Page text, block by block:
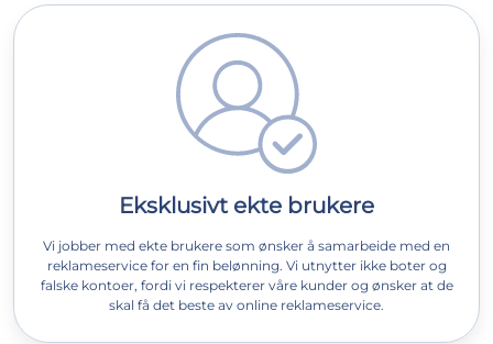
Eksklusivt ekte brukere
Vi jobber med ekte brukere som ønsker å samarbeide med en
reklameservice for en fin belønning. Vi utnytter ikke boter og
falske kontoer, fordi vi respekterer våre kunder og ønsker at de
skal få det beste av online reklameservice.